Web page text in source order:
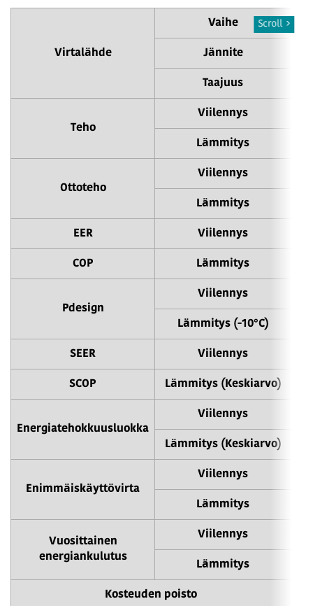
Virtalähde
Vaihe
Jännite
Taajuus
Teho
Viilennys
Lämmitys
Ottoteho
Viilennys
Lämmitys
EER Viilennys
COP Lämmitys
Pdesign
Viilennys
Lämmitys (-10°C)
SEER Viilennys
SCOP Lämmitys (Keskiarvo)
Energiatehokkuusluokka
Viilennys
Lämmitys (Keskiarvo)
Enimmäiskäyttövirta
Viilennys
Lämmitys
Vuosittainen
energiankulutus
Viilennys
Lämmitys
Kosteuden poisto
Scroll